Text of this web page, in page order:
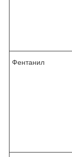
Фентанил